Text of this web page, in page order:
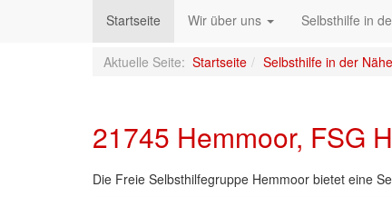
Startseite Wir über uns Selbsthilfe in
Aktuelle Seite: Startseite Selbsthilfe in der Nähe
21745 Hemmoor, FSG
Die Freie Selbsthilfegruppe Hemmoor bietet eine